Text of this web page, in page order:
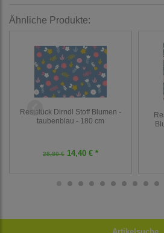
Ähnliche Produkte:
Reststück Dirndl Stoff Blumen -
taubenblau - 180 cm
28,80 € 14,40 € *